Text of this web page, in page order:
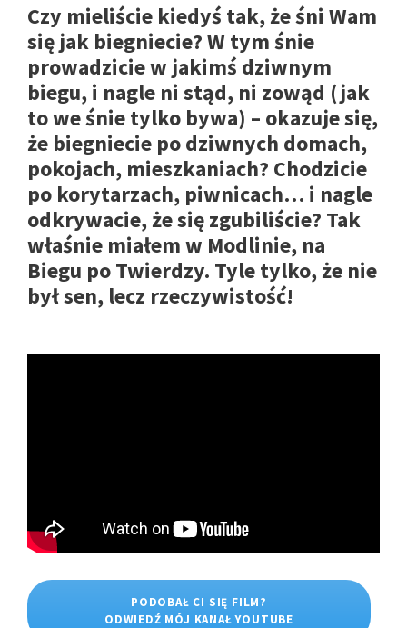
Czy mieliście kiedyś tak, że śni Wam
się jak biegniecie? W tym śnie
prowadzicie w jakimś dziwnym
biegu, i nagle ni stąd, ni zowąd (jak
to we śnie tylko bywa) – okazuje się,
że biegniecie po dziwnych domach,
pokojach, mieszkaniach? Chodzicie
po korytarzach, piwnicach… i nagle
odkrywacie, że się zgubiliście? Tak
właśnie miałem w Modlinie, na
Biegu po Twierdzy. Tyle tylko, że nie
był sen, lecz rzeczywistość!
PODOBAŁ CI SIĘ FILM?
ODWIEDŹ MÓJ KANAŁ YOUTUBE